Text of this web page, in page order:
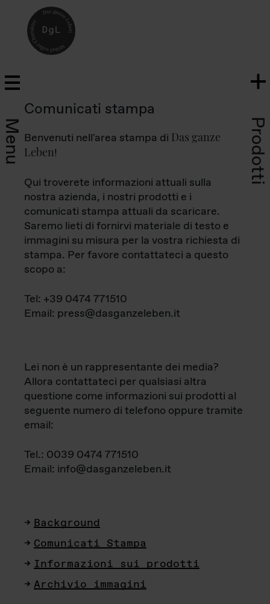
Menu Prodotti
Comunicati stampa
Benvenuti nell'area stampa di Das ganze
Leben!
Qui troverete informazioni attuali sulla
nostra azienda, i nostri prodotti e i
comunicati stampa attuali da scaricare.
Saremo lieti di fornirvi materiale di testo e
immagini su misura per la vostra richiesta di
stampa. Per favore contattateci a questo
scopo a:
Tel: +39 0474 771510
Email: press@dasganzeleben.it
Lei non è un rappresentante dei media?
Allora contattateci per qualsiasi altra
questione come informazioni sui prodotti al
seguente numero di telefono oppure tramite
email:
Tel.: 0039 0474 771510
Email: info@dasganzeleben.it
Background
Comunicati Stampa
Informazioni sui prodotti
Archivio immagini